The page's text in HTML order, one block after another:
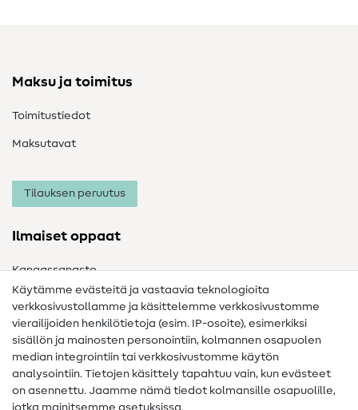
Maksu ja toimitus
Toimitustiedot
Maksutavat
Tilauksen peruutus
Ilmaiset oppaat
Kangassanasto
Ompelusanasto
Ompeluohjeet
Apua ja yhteystiedot
Yhteystiedot
Käytämme evästeitä ja vastaavia teknologioita
verkkosivustollamme ja käsittelemme verkkosivustomme
vierailijoiden henkilötietoja (esim. IP-osoite), esimerkiksi
sisällön ja mainosten personointiin, kolmannen osapuolen
median integrointiin tai verkkosivustomme käytön
analysointiin. Tietojen käsittely tapahtuu vain, kun evästeet
on asennettu. Jaamme nämä tiedot kolmansille osapuolille,
jotka mainitsemme asetuksissa.